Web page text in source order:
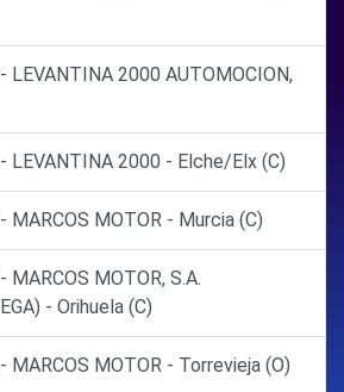
LEVANTINA 2000 AUTOMOCION,
LEVANTINA 2000 - Elche/Elx (C)
MOTOR - Murcia (C)
MOTOR, S.A.
- Orihuela (C)
MOTOR - Torrevieja (O)